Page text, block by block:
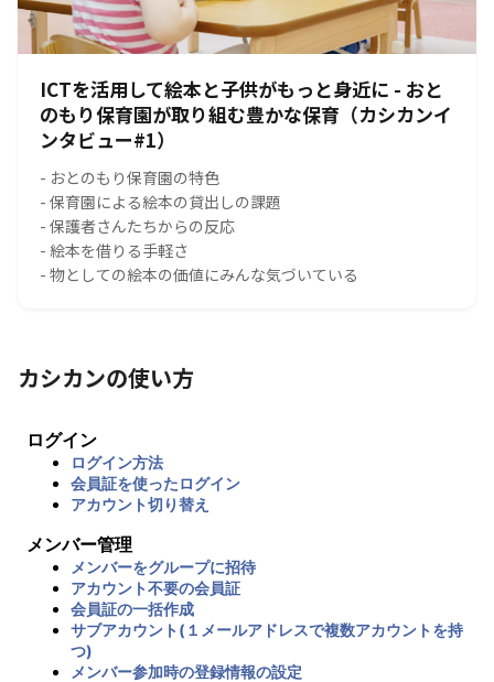
ICTを活用して絵本と子供がもっと身近に - おと
のもり保育園が取り組む豊かな保育（カシカンイ
ンタビュー#1）
- おとのもり保育園の特色
- 保育園による絵本の貸出しの課題
- 保護者さんたちからの反応
- 絵本を借りる手軽さ
- 物としての絵本の価値にみんな気づいている
カシカンの使い方
ログイン
ログイン方法
会員証を使ったログイン
アカウント切り替え
メンバー管理
メンバーをグループに招待
アカウント不要の会員証
会員証の一括作成
サブアカウント(１メールアドレスで複数アカウントを持
つ)
メンバー参加時の登録情報の設定